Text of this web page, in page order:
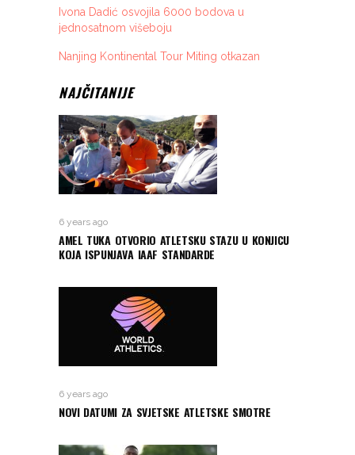
Ivona Dadić osvojila 6000 bodova u
jednosatnom višeboju
Nanjing Kontinental Tour Miting otkazan
NAJČITANIJE
6 years ago
AMEL TUKA OTVORIO ATLETSKU STAZU U KONJICU
KOJA ISPUNJAVA IAAF STANDARDE
6 years ago
NOVI DATUMI ZA SVJETSKE ATLETSKE SMOTRE